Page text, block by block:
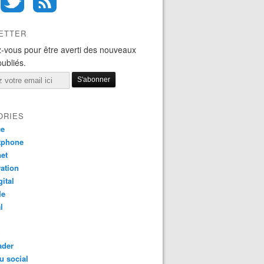
vous pour être averti des nouveaux
social